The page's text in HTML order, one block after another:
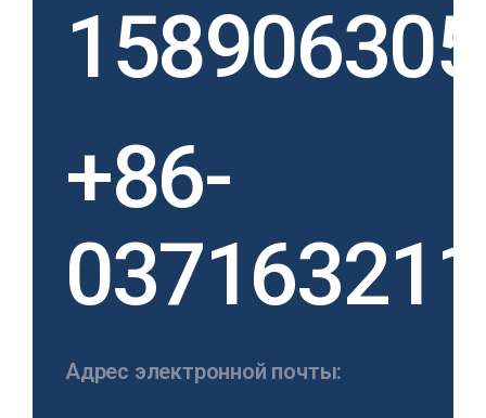
+86-
Адрес электронной почты: